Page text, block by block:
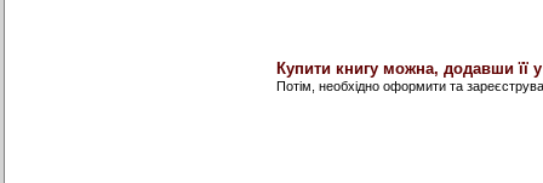
Купити книгу можна, додавши
Потім, необхідно оформити та